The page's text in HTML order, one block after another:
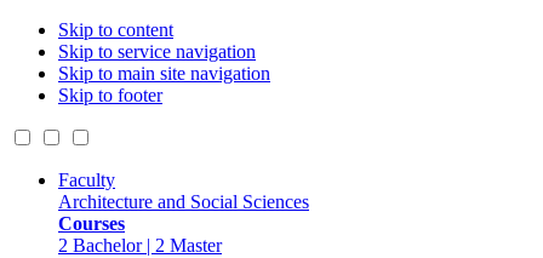
Skip to content
Skip to service navigation
Skip to main site navigation
Skip to footer
Faculty
Architecture and Social Sciences
Courses
2 Bachelor | 2 Master